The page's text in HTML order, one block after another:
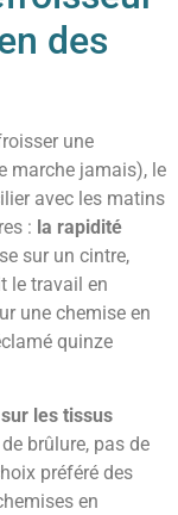
des
une
marche jamais), le
avec les matins
: la rapidité
sur un cintre,
le travail en
une chemise en
quinze
les tissus
brûlure, pas de
préféré des
en